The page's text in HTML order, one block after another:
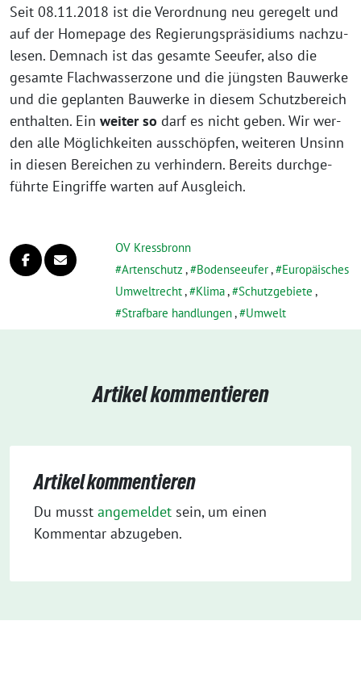
Seit 08.11.2018 ist die Verordnung neu gere­gelt und
auf der Homepage des Regierungspräsidiums nach­zu­
le­sen. Demnach ist das gesam­te Seeufer, also die
gesam­te Flachwasserzone und die jüngs­ten Bauwerke
und die geplan­ten Bauwerke in die­sem Schutzbereich
ent­hal­ten. Ein wei­ter so darf es nicht geben. Wir wer­
den alle Möglichkeiten aus­schöp­fen, wei­te­ren Unsinn
in die­sen Bereichen zu ver­hin­dern. Bereits durch­ge­
führ­te Eingriffe war­ten auf Ausgleich.
OV Kressbronn
Artenschutz , Bodenseeufer,
Europäisches
Umweltrecht, Klima, Schutzgebiete ,
Strafbare handlungen, Umwelt
Artikel kommentieren
Artikel kommentieren
Du musst angemeldet sein, um einen
Kommentar abzugeben.